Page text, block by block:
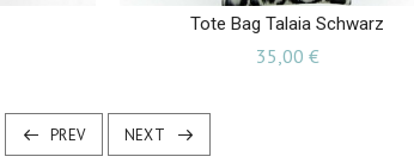
Tote Bag Talaia Schwarz
35,00 €Preis
PREV NEXT